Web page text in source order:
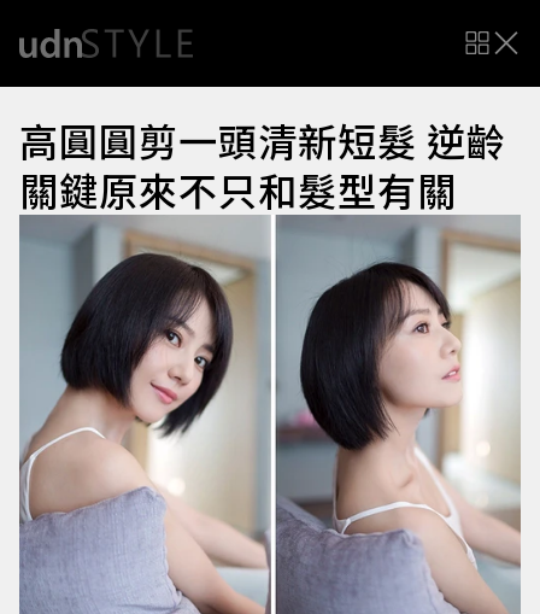
高圓圓剪一頭清新短髮 逆齡
關鍵原來不只和髮型有關